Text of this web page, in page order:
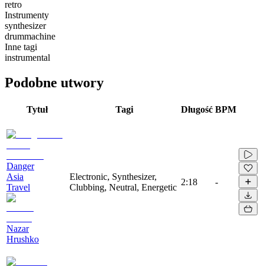
retro
Instrumenty
synthesizer
drummachine
Inne tagi
instrumental
Podobne utwory
Tytuł Tagi Długość BPM
Danger
Asia
Travel
Nazar
Hrushko
Electronic, Synthesizer,
Clubbing, Neutral, Energetic
2:18 -